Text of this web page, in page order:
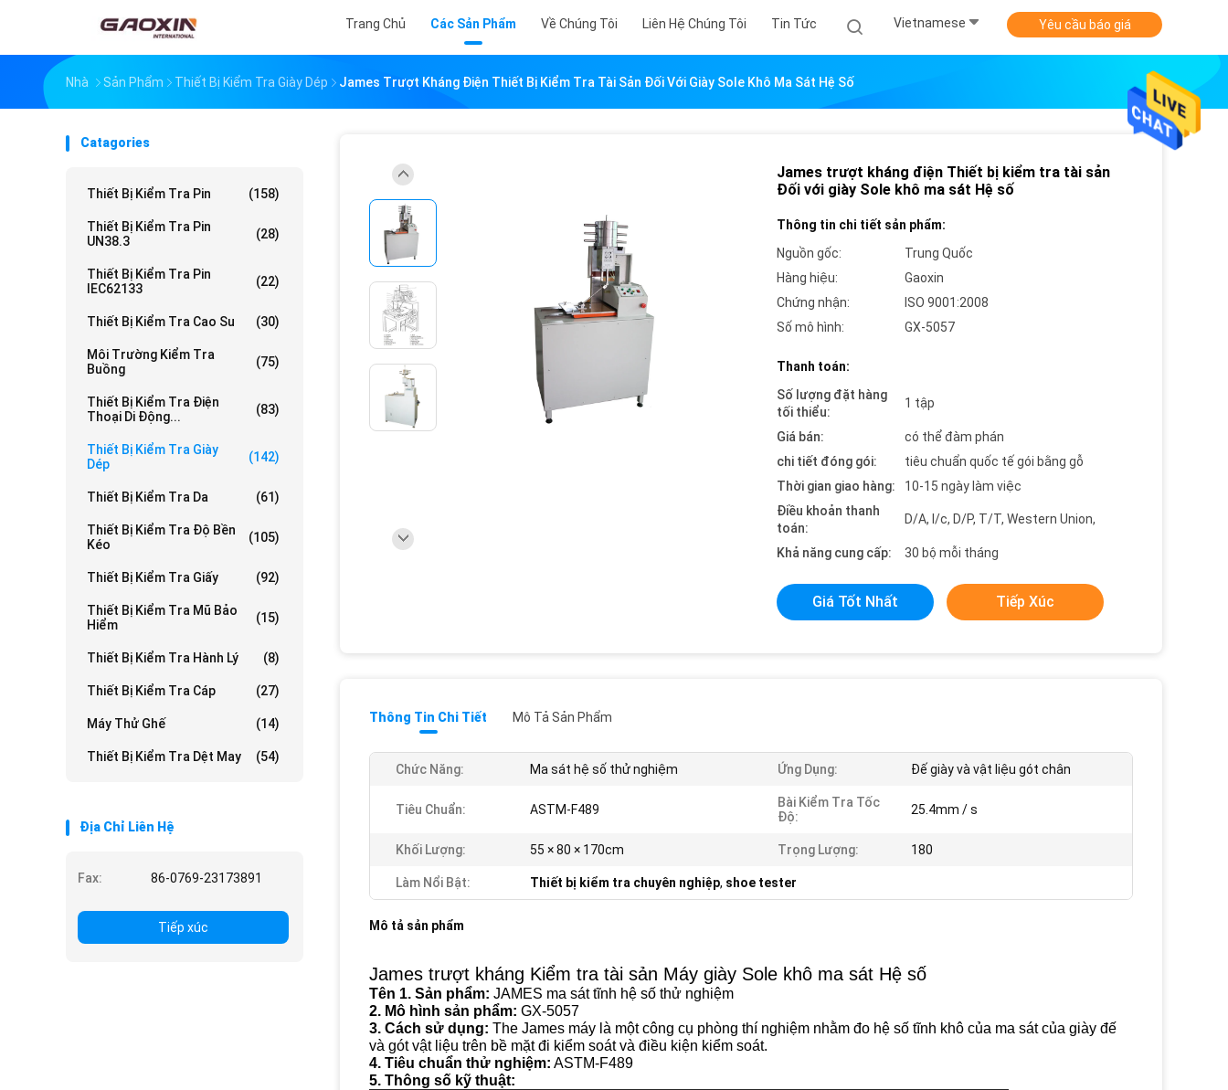
Trang Chủ Các Sản Phẩm Về Chúng Tôi Liên Hệ Chúng Tôi Tin Tức Vietnamese Yêu cầu báo giá
Nhà Sản Phẩm Thiết Bị Kiểm Tra Giày Dép James Trượt Kháng Điện Thiết Bị Kiểm Tra Tài Sản Đối Với Giày Sole Khô Ma Sát Hệ Số
Catagories
Thiết Bị Kiểm Tra Pin (158)
Thiết Bị Kiểm Tra Pin
UN38.3
(28)
Thiết Bị Kiểm Tra Pin
IEC62133
(22)
Thiết Bị Kiểm Tra Cao Su (30)
Môi Trường Kiểm Tra
Buồng
(75)
Thiết Bị Kiểm Tra Điện
Thoại Di Động...
(83)
Thiết Bị Kiểm Tra Giày
Dép
(142)
Thiết Bị Kiểm Tra Da (61)
Thiết Bị Kiểm Tra Độ Bền
Kéo
(105)
Thiết Bị Kiểm Tra Giấy (92)
Thiết Bị Kiểm Tra Mũ Bảo
Hiểm
(15)
Thiết Bị Kiểm Tra Hành Lý (8)
Thiết Bị Kiểm Tra Cáp (27)
Máy Thử Ghế (14)
Thiết Bị Kiểm Tra Dệt May (54)
Địa Chỉ Liên Hệ
Fax: 86-0769-23173891
Tiếp xúc
James trượt kháng điện Thiết bị kiểm tra tài sản
Đối với giày Sole khô ma sát Hệ số
Thông tin chi tiết sản phẩm:
Nguồn gốc:
Trung Quốc
Hàng hiệu:
Gaoxin
Chứng nhận:
ISO 9001:2008
Số mô hình:
GX-5057
Thanh toán:
Số lượng đặt hàng
tối thiểu:
1 tập
Giá bán:
có thể đàm phán
chi tiết đóng gói:
tiêu chuẩn quốc tế gói bằng gỗ
Thời gian giao hàng:
10-15 ngày làm việc
Điều khoản thanh
toán:
D/A, l/c, D/P, T/T, Western Union,
Khả năng cung cấp: 30 bộ mỗi tháng
Giá Tốt Nhất Tiếp Xúc
Thông Tin Chi Tiết Mô Tả Sản Phẩm
Chức Năng: Ma sát hệ số thử nghiệm Ứng Dụng: Đế giày và vật liệu gót chân
Tiêu Chuẩn: ASTM-F489
Bài Kiểm Tra Tốc
Độ:
25.4mm / s
Khối Lượng: 55 × 80 × 170cm Trọng Lượng: 180
Làm Nổi Bật: Thiết bị kiểm tra chuyên nghiệp, shoe tester
Mô tả sản phẩm
James trượt kháng Kiểm tra tài sản Máy giày Sole khô ma sát Hệ số
Tên 1. Sản phẩm: JAMES ma sát tĩnh hệ số thử nghiệm
2. Mô hình sản phẩm: GX-5057
3. Cách sử dụng: The James máy là một công cụ phòng thí nghiệm nhằm đo hệ số tĩnh khô của ma sát của giày đế
và gót vật liệu trên bề mặt đi kiểm soát và điều kiện kiểm soát.
4. Tiêu chuẩn thử nghiệm: ASTM-F489
5. Thông số kỹ thuật: